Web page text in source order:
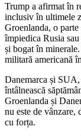
Trump a afirmat în
inclusiv în ultimele
Groenlanda, o
împiedica Rusia
și bogat în
militară americană
Danemarca și
întâlnească
Groenlanda și
nu este de vânzare,
cu forța.